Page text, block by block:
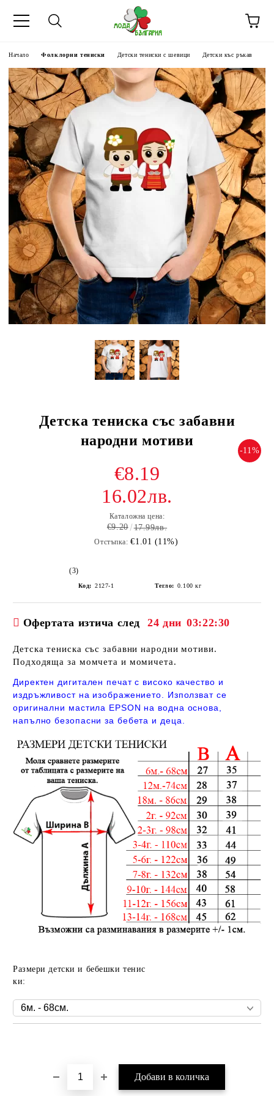
Начало Фолклорни тениски Детски тениски с шевици Детски къс ръкав
Детска тениска със забавни
народни мотиви
-11%
€8.19
16.02лв.
Каталожна цена:
€9.20 17.99лв.
Отстъпка: €1.01 (11%)
(3)
Код: 2127-1 Тегло: 0.100 кг
Офертата изтича след 24 дни 03:22:30
Детска тениска със забавни народни мотиви.
Подходяща за момчета и момичета.
Директен дигитален печат с високо качество и
издръжливост на изображението. Използват се
оригинални мастила EPSON на водна основа,
напълно безопасни за бебета и деца.
Размери детски и бебешки тенис
ки: